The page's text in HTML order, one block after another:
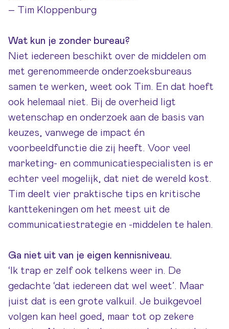
– Tim Kloppenburg
Wat kun je zonder bureau?
Niet iedereen beschikt over de middelen om
met gerenommeerde onderzoeksbureaus
samen te werken, weet ook Tim. En dat hoeft
ook helemaal niet. Bij de overheid ligt
wetenschap en onderzoek aan de basis van
keuzes, vanwege de impact én
voorbeeldfunctie die zij heeft. Voor veel
marketing- en communicatiespecialisten is er
echter veel mogelijk, dat niet de wereld kost.
Tim deelt vier praktische tips en kritische
kanttekeningen om het meest uit de
communicatiestrategie en -middelen te halen.
Ga niet uit van je eigen kennisniveau.
‘Ik trap er zelf ook telkens weer in. De
gedachte ‘dat iedereen dat wel weet’. Maar
juist dat is een grote valkuil. Je buikgevoel
volgen kan heel goed, maar tot op zekere